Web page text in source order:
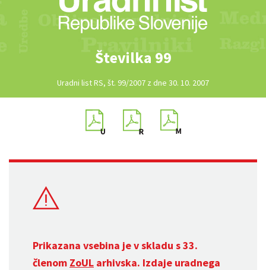
Številka 99
Uradni list RS, št. 99/2007 z dne 30. 10. 2007
Prikazana vsebina je v skladu s 33.
členom ZoUL arhivska. Izdaje uradnega